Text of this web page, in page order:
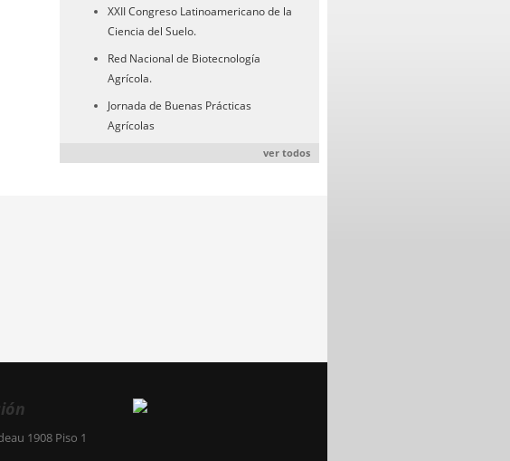
XXII Congreso Latinoamericano de la
Ciencia del Suelo.
Red Nacional de Biotecnología
Agrícola.
Jornada de Buenas Prácticas
Agrícolas
ver todos
1908 Piso 1